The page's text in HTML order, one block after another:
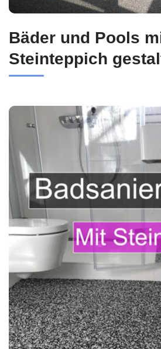
Bäder und Pools
Steinteppich